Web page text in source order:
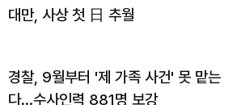
대만, 사상 첫 日 추월
경찰, 9월부터 '제 가족 사건' 못 맡는
다…수사인력 881명 보강